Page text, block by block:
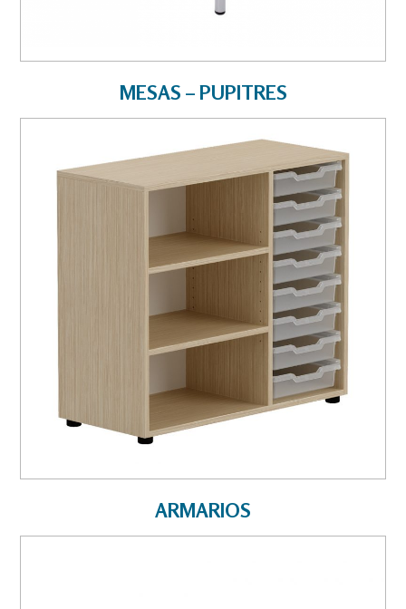
MESAS – PUPITRES
ARMARIOS